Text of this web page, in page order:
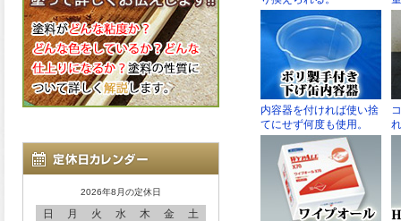
2026年8月の定休日
日 月 火 水 木 金
土